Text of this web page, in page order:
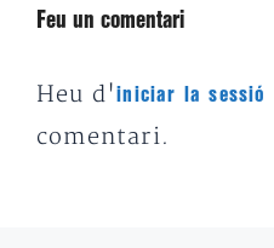
Feu un comentari
Heu d'iniciar la sessió
comentari.